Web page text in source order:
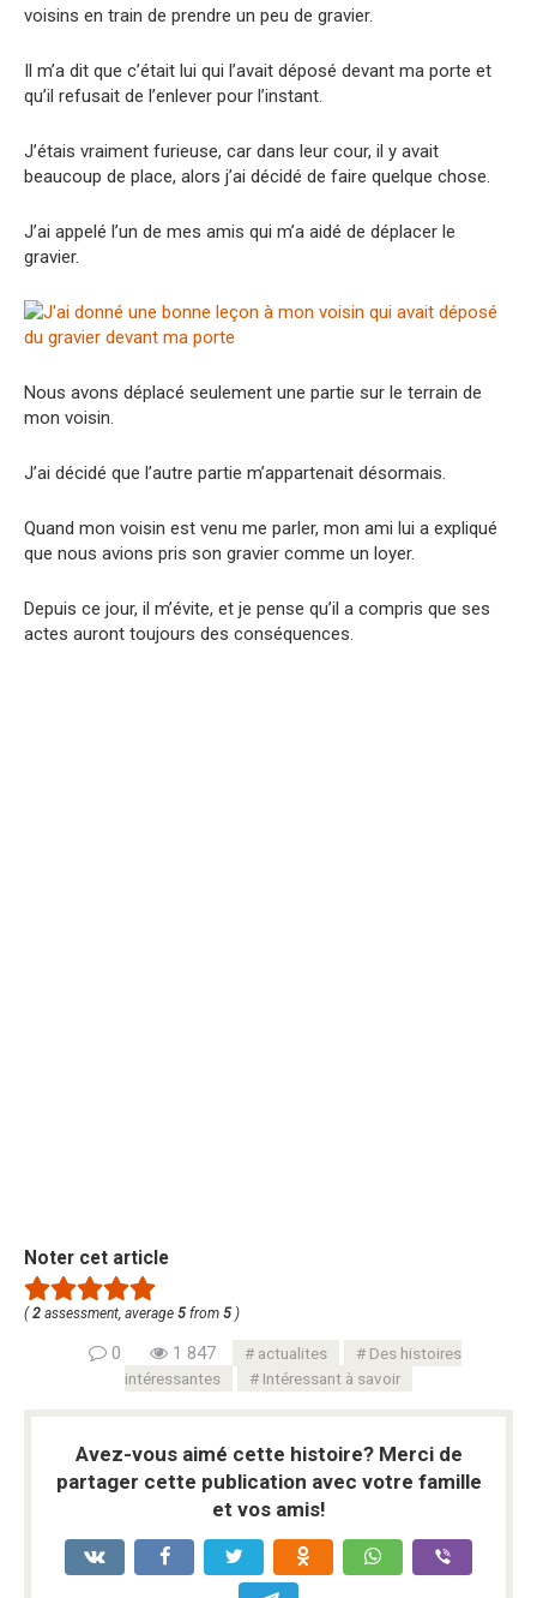
voisins en train de prendre un peu de gravier.
Il m’a dit que c’était lui qui l’avait déposé devant ma porte et
qu’il refusait de l’enlever pour l’instant.
J’étais vraiment furieuse, car dans leur cour, il y avait
beaucoup de place, alors j’ai décidé de faire quelque chose.
J’ai appelé l’un de mes amis qui m’a aidé de déplacer le
gravier.
Nous avons déplacé seulement une partie sur le terrain de
mon voisin.
J’ai décidé que l’autre partie m’appartenait désormais.
Quand mon voisin est venu me parler, mon ami lui a expliqué
que nous avions pris son gravier comme un loyer.
Depuis ce jour, il m’évite, et je pense qu’il a compris que ses
actes auront toujours des conséquences.
Noter cet article
( 2 assessment, average 5 from 5 )
0 1 847 actualites
Des histoires
intéressantes
Intéressant à savoir
Avez-vous aimé cette histoire? Merci de
partager cette publication avec votre famille
et vos amis!